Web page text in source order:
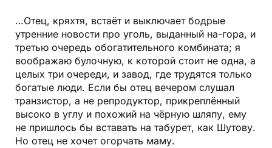
…Отец, кряхтя, встаёт и выключает бодрые
утренние новости про уголь, выданный на-гора, и
третью очередь обогатительного комбината; я
воображаю булочную, к которой стоит не одна, а
целых три очереди, и завод, где трудятся только
богатые люди. Если бы отец вечером слушал
транзистор, а не репродуктор, прикреплённый
высоко в углу и похожий на чёрную шляпу, ему
не пришлось бы вставать на табурет, как Шутову.
Но отец не хочет огорчать маму.